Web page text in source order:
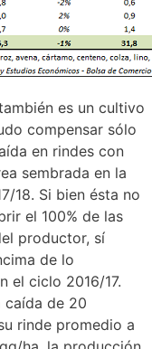
es un cultivo
compensar sólo
en rindes con
sembrada en la
18. Si bien ésta no
el 100% de las
productor, sí
de lo
el ciclo 2016/17.
caída de 20
rinde promedio a